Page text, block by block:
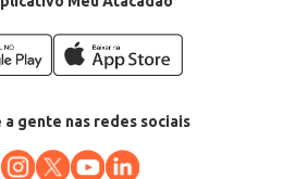
a gente nas redes sociais